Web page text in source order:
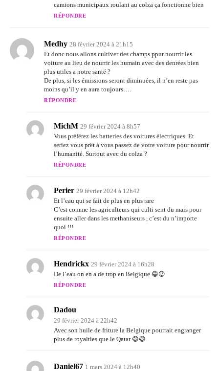
camions municipaux roulant au colza ça fonctionne bien
RÉPONDRE
Medhy 28 février 2024 à 21h15
Et donc nous allons cultiver des champs ppur nourrir les
voiture au lieu de nourrir les humain avec des denrées bien
plus utiles a notre santé ?
De plus, si les émissions seront diminuées, il n’en reste pas
moins qu’il y en aura toujours….
RÉPONDRE
MichM 29 février 2024 à 8h57
Vous préférez les batteries des voitures électriques. Et
seriez vous prêt à vous passez de votre voiture pour nourrir
l’humanité. Surtout avec du colza ?
RÉPONDRE
Perier 29 février 2024 à 12h42
Et l’eau qui se fait de plus en plus rare
C’est comme les agriculteurs qui culti sent du mais pour
ensuite aller dans les methaniseurs , c’est du n’importe
quoi !!!
RÉPONDRE
Hendrickx 29 février 2024 à 16h28
De l’eau on en a de trop en Belgique 😁😉
RÉPONDRE
Dadou
29 février 2024 à 22h42
Avec son huile de friture la Belgique pourrait engranger
plus de royalties que le Qatar 😄😄
Daniel67 1 mars 2024 à 12h40